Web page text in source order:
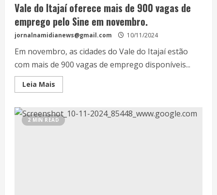
Vale do Itajaí oferece mais de 900 vagas de
emprego pelo Sine em novembro.
jornalnamidianews@gmail.com 10/11/2024
Em novembro, as cidades do Vale do Itajaí estão
com mais de 900 vagas de emprego disponíveis...
Leia Mais
2 MIN READ